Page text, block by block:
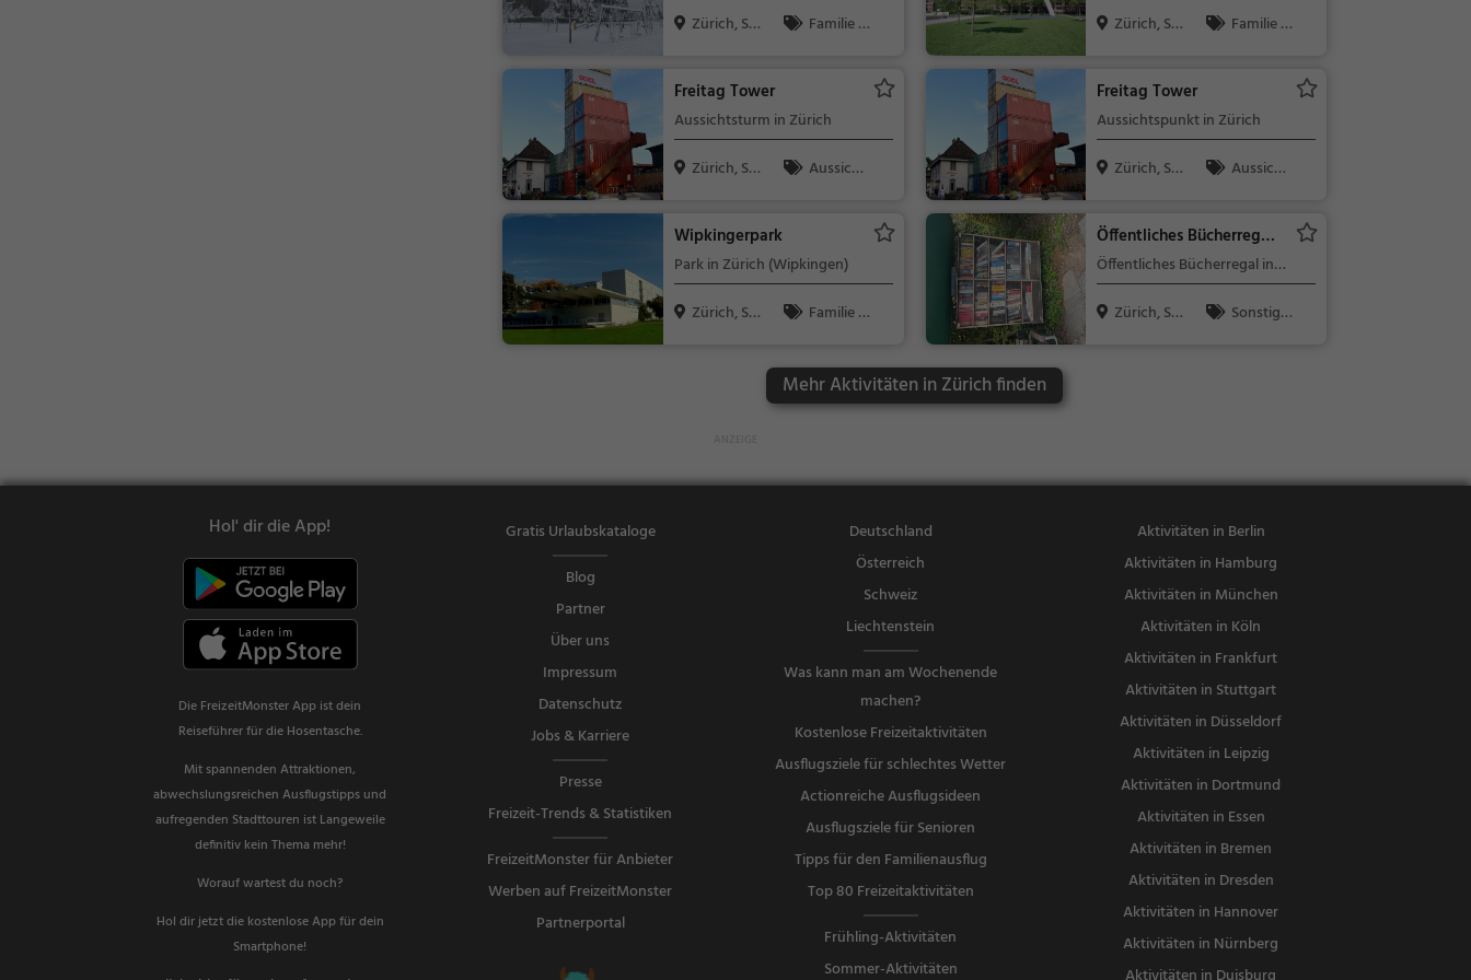
Zürich, Sc
Familie &
Zürich, Sc
Familie &
Freitag Tower
Aussichtsturm in Zürich
Zürich, Sc
Aussicht
Freitag Tower
Aussichtspunkt in Zürich
Zürich, Sc
Aussicht
Natur
Wipkingerpark
Park in Zürich (Wipkingen)
Zürich, Sc
Familie &
Öffentliches Bücherregal
Zürich
Öffentliches Bücherregal in
Zürich (Wipkingen)
Zürich, Sc
Sonstige
Mehr Aktivitäten in Zürich finden
Hol' dir die App!
Die FreizeitMonster App ist dein
Reiseführer für die Hosentasche.
Mit spannenden Attraktionen,
abwechslungsreichen Ausflugstipps und
aufregenden Stadttouren ist Langeweile
definitiv kein Thema mehr!
Worauf wartest du noch?
Hol dir jetzt die kostenlose App für dein
Smartphone!
Gratis Urlaubskataloge
Blog
Partner
Über uns
Impressum
Datenschutz
Jobs & Karriere
Presse
Freizeit-Trends & Statistiken
FreizeitMonster für Anbieter
Werben auf FreizeitMonster
Partnerportal
Deutschland
Österreich
Schweiz
Liechtenstein
Was kann man am Wochenende
machen?
Kostenlose Freizeitaktivitäten
Ausflugsziele für schlechtes Wetter
Actionreiche Ausflugsideen
Ausflugsziele für Senioren
Tipps für den Familienausflug
Top 80 Freizeitaktivitäten
Frühling-Aktivitäten
Sommer-Aktivitäten
Aktivitäten in Berlin
Aktivitäten in Hamburg
Aktivitäten in München
Aktivitäten in Köln
Aktivitäten in Frankfurt
Aktivitäten in Stuttgart
Aktivitäten in Düsseldorf
Aktivitäten in Leipzig
Aktivitäten in Dortmund
Aktivitäten in Essen
Aktivitäten in Bremen
Aktivitäten in Dresden
Aktivitäten in Hannover
Aktivitäten in Nürnberg